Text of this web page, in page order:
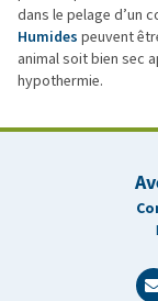
dans le pelage d’un
Humides peuvent
animal soit bien sec
hypothermie.